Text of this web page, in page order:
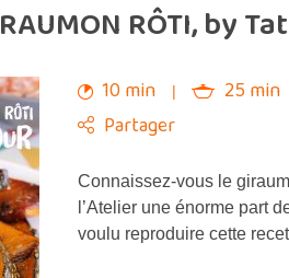
RÔTI, by
10 min 25 min
Partager
Connaissez-vous le
l’Atelier une énorme part
voulu reproduire cette